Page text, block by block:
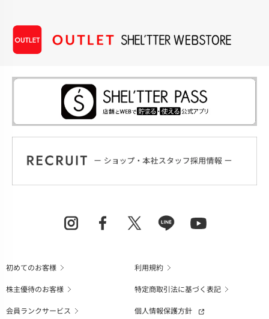
初めてのお客様
利用規約
株主優待のお客様
特定商取引法に基づく表記
会員ランクサービス
個人情報保護方針